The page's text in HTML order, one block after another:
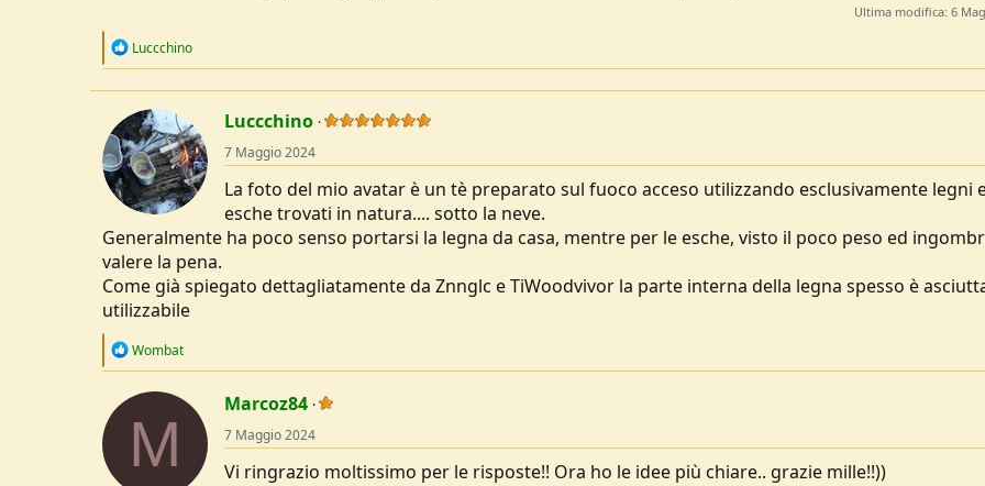
Ultima modifica: 6
R
t
i
o
n
s
:
Luccchino
Luccchino
7 Maggio 2024
La foto del mio avatar è un tè preparato sul fuoco acceso utilizzando esclusivamente legni
esche trovati in natura.... sotto la neve.
Generalmente ha poco senso portarsi la legna da casa, mentre per le esche, visto il poco peso ed
valere la pena.
Come già spiegato dettagliatamente da Znnglc e TiWoodvivor la parte interna della legna spesso è
utilizzabile
R
c
t
n
Wombat
M
Marcoz84
7 Maggio 2024
Vi ringrazio moltissimo per le risposte!! Ora ho le idee più chiare.. grazie mille!!))